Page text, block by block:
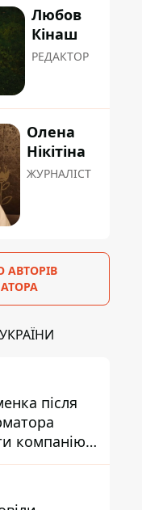
Любов
Кінаш
РЕДАКТОР
Олена
Нікітіна
ЖУРНАЛІСТ
АВТОРІВ
після
компанію-